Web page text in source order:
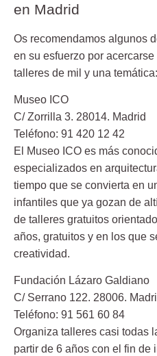
en Madrid
Os recomendamos algunos
en su esfuerzo por
talleres de mil y una temática:
Museo ICO
C/ Zorrilla 3. 28014. Madrid
Teléfono: 91 420 12 42
El Museo ICO es más
especializados en
tiempo que se convierta en
infantiles que ya gozan de
de talleres gratuitos
años, gratuitos y en los que
creatividad.
Fundación Lázaro Galdiano
C/ Serrano 122. 28006.
Teléfono: 91 561 60 84
Organiza talleres casi todas
partir de 6 años con el fin de